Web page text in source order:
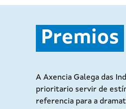
Premios
A Axencia Galega das
prioritario servir de
referencia para a